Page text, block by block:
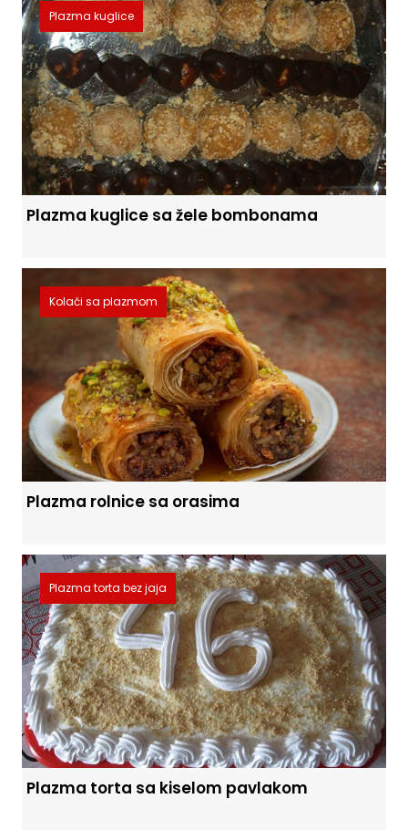
Plazma kuglice
Plazma kuglice sa žele bombonama
Kolači sa plazmom
Plazma rolnice sa orasima
Plazma torta bez jaja
Plazma torta sa kiselom pavlakom